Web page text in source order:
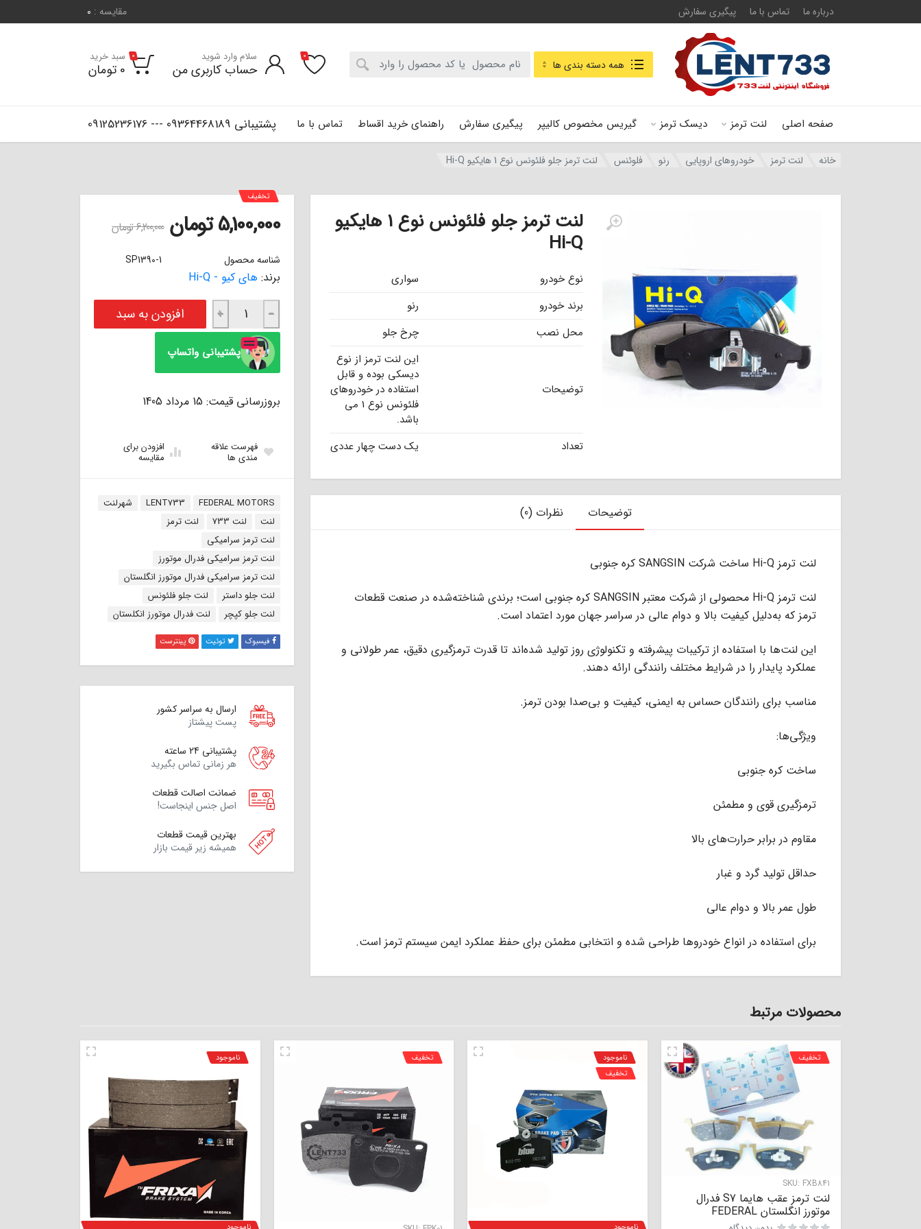
درباره ما تماس با ما پیگیری سفارش مقایسه : 0
صفحه اصلی لنت ترمز دیسک ترمز گیریس مخصوص کالیپر پیگیری سفارش راهنمای خرید اقساط تماس با ما پشتیبانی 09364468189 --- 09125236176
جستجو در:همه دسته بندی ها
0 سلام وارد شوید
حساب کاربری من
0 سبد خرید
0 تومان
خانه لنت ترمز خودروهای اروپایی رنو فلوئنس لنت ترمز جلو فلئونس نوع 1 هایکیو Hi-Q
لنت ترمز جلو فلئونس نوع 1 هایکیو
Hi-Q
نوع خودرو
سواری
برند خودرو
رنو
محل نصب
چرخ جلو
توضیحات
این لنت ترمز از نوع
دیسکی بوده و قابل
استفاده در خودروهای
فلئونس نوع 1 می
باشد.
تعداد
یک دست چهار عددی
تخفیف
5,100,000تومان 6,200,000تومان
شناسه محصول SP1390-1
برند: های کیو - Hi-Q
لنت ترمز جلو فلئونس نوع 1 هایکیو Hi-Q عدد
−
+ افزودن به سبد
پشتیبانی واتساپ
بروزرسانی قیمت: 15 مرداد 1405
فهرست علاقه
مندی ها
افزودن برای
مقایسه
برچسب:
FEDERAL MOTORS
LENT733
شهرلنت
لنت
لنت 733
لنت ترمز
لنت ترمز سرامیکی
لنت ترمز سرامیکی فدرال موتورز
لنت ترمز سرامیکی فدرال موتورز انگلستان
لنت جلو داستر
لنت جلو فلئونس
لنت جلو کپچر
لنت فدرال موتورز انکلستان
فیسبوک توئیت پینترست
ارسال به سراسر کشور
پست پیشتاز
پشتیبانی 24 ساعته
هر زمانی تماس بگیرید
ضمانت اصالت قطعات
اصل جنس اینجاست!
بهترین قیمت قطعات
همیشه زیر قیمت بازار
توضیحات نظرات (0)
لنت ترمز Hi-Q ساخت شرکت SANGSIN کره جنوبی
لنت ترمز Hi-Q محصولی از شرکت معتبر SANGSIN کره‌ جنوبی است؛ برندی شناخته‌شده در صنعت قطعات
ترمز که به‌دلیل کیفیت بالا و دوام عالی در سراسر جهان مورد اعتماد است.
این لنت‌ها با استفاده از ترکیبات پیشرفته و تکنولوژی روز تولید شده‌اند تا قدرت ترمزگیری دقیق، عمر طولانی و
عملکرد پایدار را در شرایط مختلف رانندگی ارائه دهند.
مناسب برای رانندگان حساس به ایمنی، کیفیت و بی‌صدا بودن ترمز.
ویژگی‌ها:
ساخت کره جنوبی
ترمزگیری قوی و مطمئن
مقاوم در برابر حرارت‌های بالا
حداقل تولید گرد و غبار
طول عمر بالا و دوام عالی
برای استفاده در انواع خودروها طراحی شده و انتخابی مطمئن برای حفظ عملکرد ایمن سیستم ترمز است.
محصولات مرتبط
SKU: FXB841
تخفیف
لنت ترمز عقب هایما S7 فدرال
موتورز انگلستان FEDERAL
ناموجود
تخفیف
تخفیف ناموجود